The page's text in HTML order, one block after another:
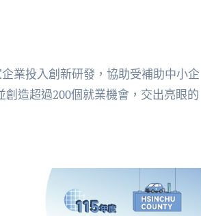
業投入創新研發，協助受補助中小企
造超過200個就業機會，交出亮眼的